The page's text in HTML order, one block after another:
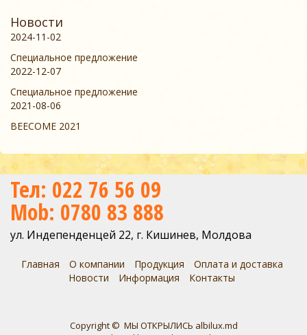
Новости
2024-11-02
Специальное предложение
2022-12-07
Специальное предложение
2021-08-06
BEECOME 2021
Тел: 022 76 56 09
Mob: 0780 83 888
ул. Индепенденцей 22, г. Кишинев, Молдова
Главная О компании Продукция
Оплата и доставка
Новости
Информация Контакты
Copyright © МЫ ОТКРЫЛИСЬ albilux.md